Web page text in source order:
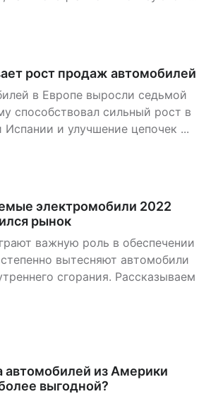
рост продаж автомобилей
в Европе выросли седьмой
способствовал сильный рост в
Испании и улучшение цепочек ...
электромобили 2022
рынок
важную роль в обеспечении
вытесняют автомобили
сгорания. Рассказываем
автомобилей из Америки
выгодной?